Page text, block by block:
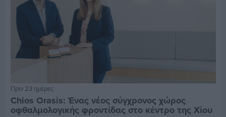
Πριν 23 ημέρες
Chios Orasis: Ένας νέος σύγχρονος χώρος
οφθαλμολογικής φροντίδας στο κέντρο της Χίου